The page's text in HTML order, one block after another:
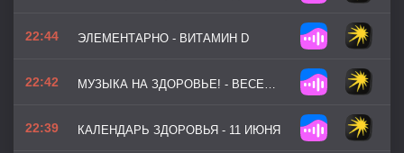
22:44 ЭЛЕМЕНТАРНО - ВИТАМИН D
22:42 МУЗЫКА НА ЗДОРОВЬЕ! - ВЕСЕННИЙ КРОСС
22:39 КАЛЕНДАРЬ ЗДОРОВЬЯ - 11 ИЮНЯ